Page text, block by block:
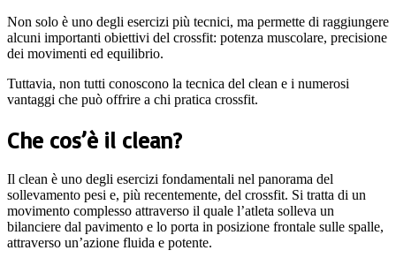
Non solo è uno degli esercizi più tecnici, ma permette di raggiungere
alcuni importanti obiettivi del crossfit: potenza muscolare, precisione
dei movimenti ed equilibrio.
Tuttavia, non tutti conoscono la tecnica del clean e i numerosi
vantaggi che può offrire a chi pratica crossfit.
Che cos’è il clean?
Il clean è uno degli esercizi fondamentali nel panorama del
sollevamento pesi e, più recentemente, del crossfit. Si tratta di un
movimento complesso attraverso il quale l’atleta solleva un
bilanciere dal pavimento e lo porta in posizione frontale sulle spalle,
attraverso un’azione fluida e potente.